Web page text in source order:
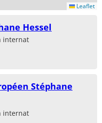
Leaflet
Hessel
internat
Stéphane
internat